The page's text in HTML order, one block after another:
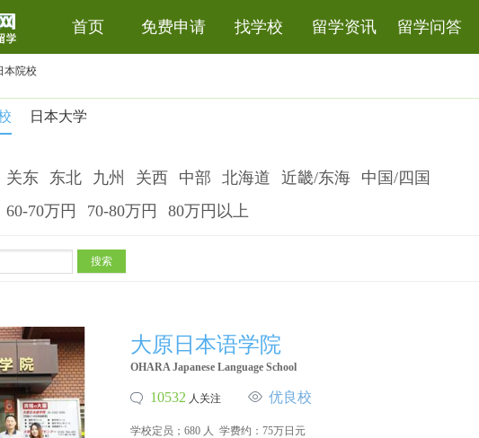
首页 免费申请 找学校 留学资讯 留学问答
本院校
日本大学
关东 东北 九州 关西 中部 北海道 近畿/东海 中国/四国
60-70万円 70-80万円 80万円以上
搜索
大原日本语学院
OHARA Japanese Language School
10532 人关注 优良校
学校定员；680 人 学费约：75万日元